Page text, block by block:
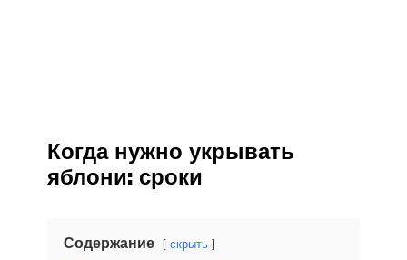
Когда нужно укрывать
яблони: сроки
Содержание скрыть